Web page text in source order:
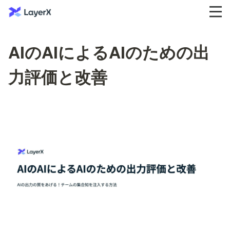
AIのAIによるAIのための出
力評価と改善